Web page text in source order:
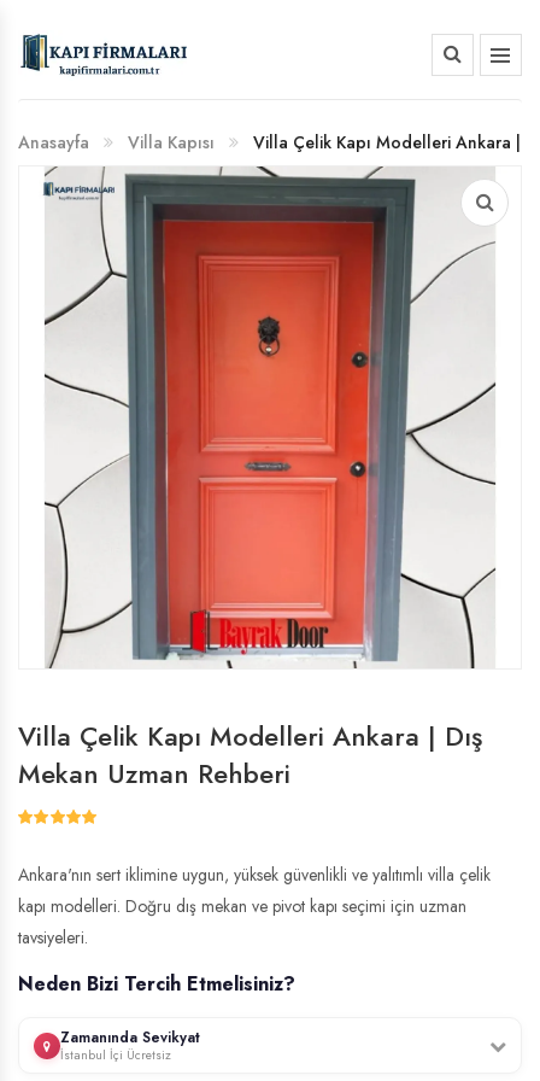
BANKA HESAP NUMARALARIMIZ
Anasayfa Villa Kapısı
Dış Mekan Uzman Rehberi
Villa Çelik Kapı Modelleri Ankara | Dış
Mekan Uzman Rehberi
Ankara'nın sert iklimine uygun, yüksek güvenlikli ve yalıtımlı villa çelik
kapı modelleri. Doğru dış mekan ve pivot kapı seçimi için uzman
tavsiyeleri.
Neden Bizi Tercih Etmelisiniz?
Zamanında Sevikyat
İstanbul İçi Ücretsiz